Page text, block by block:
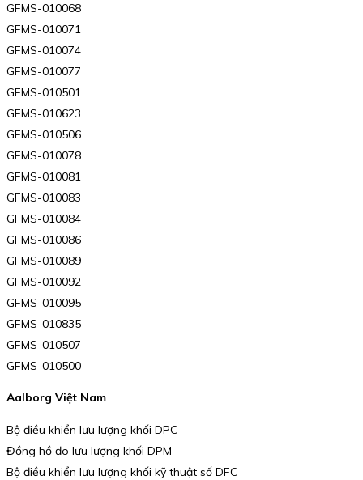
GFMS-010068
GFMS-010071
GFMS-010074
GFMS-010077
GFMS-010501
GFMS-010623
GFMS-010506
GFMS-010078
GFMS-010081
GFMS-010083
GFMS-010084
GFMS-010086
GFMS-010089
GFMS-010092
GFMS-010095
GFMS-010835
GFMS-010507
GFMS-010500
Aalborg Việt Nam
Bộ điều khiển lưu lượng khối DPC
Đồng hồ đo lưu lượng khối DPM
Bộ điều khiển lưu lượng khối kỹ thuật số DFC